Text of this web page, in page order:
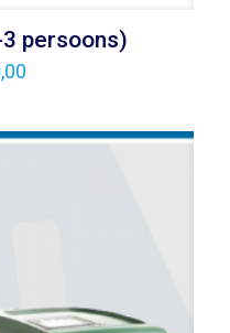
persoons)